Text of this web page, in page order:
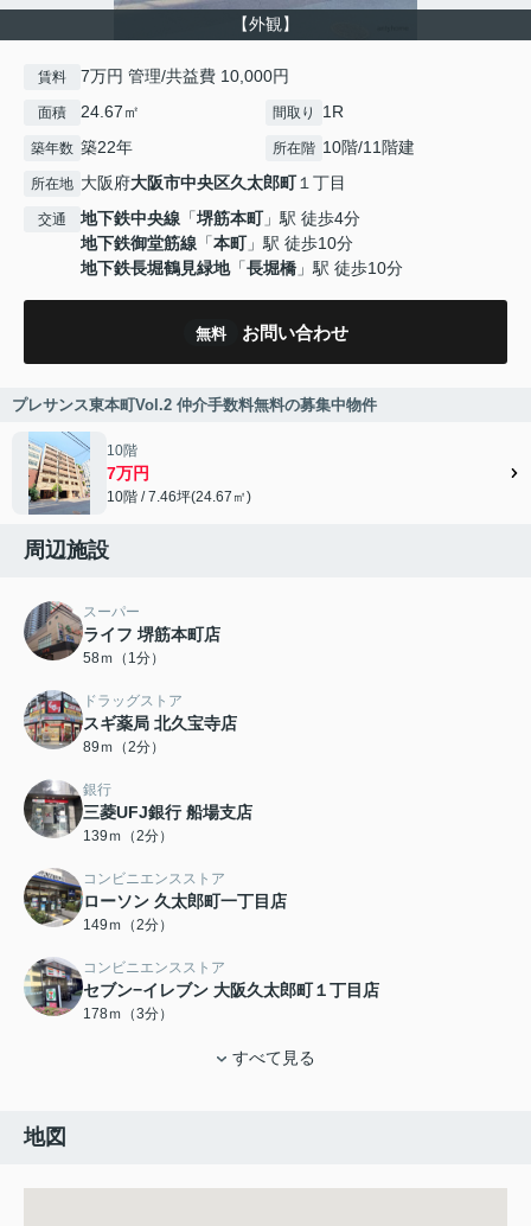
【外観】
賃料 7万円 管理/共益費 10,000円
面積 24.67㎡ 間取り 1R
築年数 築22年 所在階 10階/11階建
所在地 大阪府大阪市中央区久太郎町１丁目
交通 地下鉄中央線 「堺筋本町」駅 徒歩4分
地下鉄御堂筋線 「本町」駅 徒歩10分
地下鉄長堀鶴見緑地「長堀橋 」駅 徒歩10分
無料 お問い合わせ
プレサンス東本町Vol.2 仲介手数料無料の募集中物件
10階
7万円
10階 / 7.46坪(24.67㎡)
周辺施設
スーパー
ライフ 堺筋本町店
58ｍ（1分）
ドラッグストア
スギ薬局 北久宝寺店
89ｍ（2分）
銀行
三菱UFJ銀行 船場支店
139ｍ（2分）
コンビニエンスストア
ローソン 久太郎町一丁目店
149ｍ（2分）
コンビニエンスストア
セブン−イレブン 大阪久太郎町１丁目店
178ｍ（3分）
すべて見る
地図